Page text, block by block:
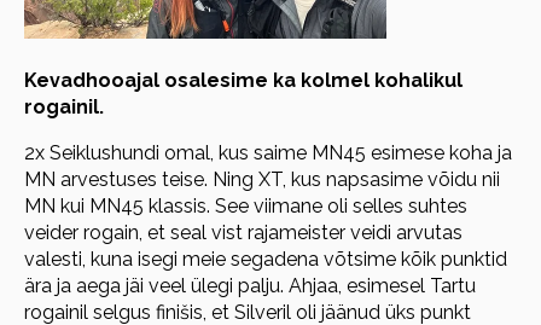
Kevadhooajal osalesime ka kolmel kohalikul
rogainil.
2x Seiklushundi omal, kus saime MN45 esimese koha ja
MN arvestuses teise. Ning XT, kus napsasime võidu nii
MN kui MN45 klassis. See viimane oli selles suhtes
veider rogain, et seal vist rajameister veidi arvutas
valesti, kuna isegi meie segadena võtsime kõik punktid
ära ja aega jäi veel ülegi palju. Ahjaa, esimesel Tartu
rogainil selgus finišis, et Silveril oli jäänud üks punkt